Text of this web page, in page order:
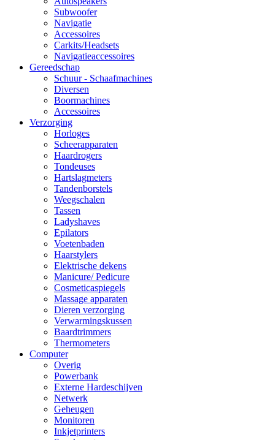
Subwoofer
Navigatie
Accessoires
Carkits/Headsets
Navigatieaccessoires
Gereedschap
Schuur - Schaafmachines
Diversen
Boormachines
Accessoires
Verzorging
Horloges
Scheerapparaten
Haardrogers
Tondeuses
Hartslagmeters
Tandenborstels
Weegschalen
Tassen
Ladyshaves
Epilators
Voetenbaden
Haarstylers
Elektrische dekens
Manicure/ Pedicure
Cosmeticaspiegels
Massage apparaten
Dieren verzorging
Verwarmingskussen
Baardtrimmers
Thermometers
Computer
Overig
Powerbank
Externe Hardeschijven
Netwerk
Geheugen
Monitoren
Inkjetprinters